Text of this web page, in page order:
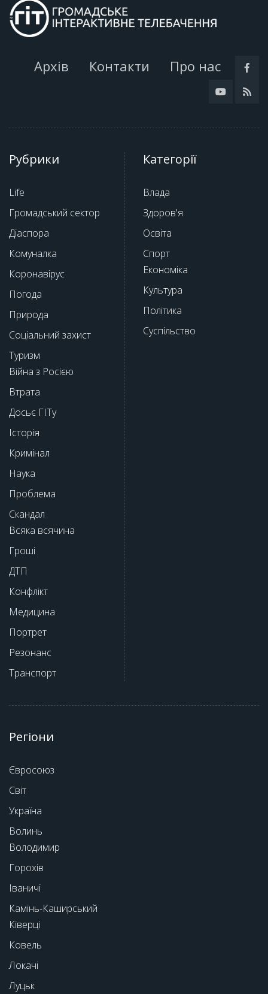
Архів Контакти Про нас
Рубрики
Life
Громадський сектор
Діаспора
Комуналка
Коронавірус
Погода
Природа
Соціальний захист
Туризм
Війна з Росією
Втрата
Досьє ГІТу
Історія
Кримінал
Наука
Проблема
Скандал
Всяка всячина
Гроші
ДТП
Конфлікт
Медицина
Портрет
Резонанс
Транспорт
Категорії
Влада
Здоров'я
Освіта
Спорт
Економіка
Культура
Політика
Суспільство
Регіони
Євросоюз
Світ
Україна
Волинь
Володимир
Горохів
Іваничі
Камінь-Каширський
Ківерці
Ковель
Локачі
Луцьк